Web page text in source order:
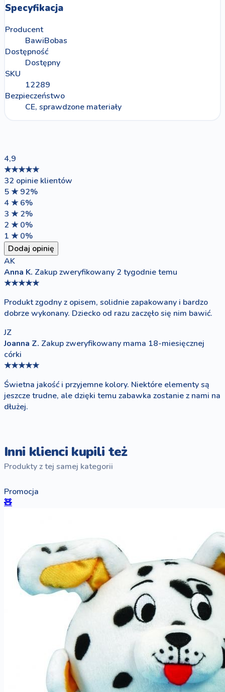
Specyfikacja
Producent
BawiBobas
Dostępność
Dostępny
SKU
12289
Bezpieczeństwo
CE, sprawdzone materiały
4,9
★★★★★
32 opinie klientów
5 ★ 92%
4 ★ 6%
3 ★ 2%
2 ★ 0%
1 ★ 0%
Dodaj opinię
AK
Anna K. Zakup zweryfikowany 2 tygodnie temu
★★★★★
Produkt zgodny z opisem, solidnie zapakowany i bardzo
dobrze wykonany. Dziecko od razu zaczęło się nim bawić.
JZ
Joanna Z. Zakup zweryfikowany mama 18-miesięcznej
córki
★★★★★
Świetna jakość i przyjemne kolory. Niektóre elementy są
jeszcze trudne, ale dzięki temu zabawka zostanie z nami na
dłużej.
Inni klienci kupili też
Produkty z tej samej kategorii
Promocja
🧸